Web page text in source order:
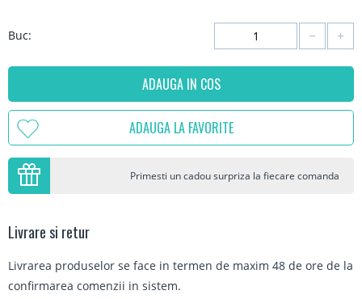
Buc: +
−
ADAUGA IN COS
ADAUGA LA FAVORITE
Primesti un cadou surpriza la fiecare comanda
Livrare si retur
Livrarea produselor se face in termen de maxim 48 de ore de la
confirmarea comenzii in sistem.